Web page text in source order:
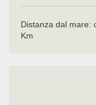
Distanza dal mare:
Km